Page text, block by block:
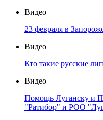
Видео
23 февраля в
Видео
Кто такие русские
Видео
Помощь Луганску и
"Ратибор" и РОО